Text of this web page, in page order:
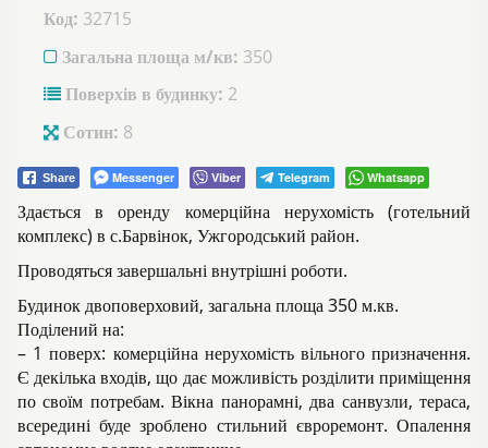
Код: 32715
Загальна площа м/кв: 350
Поверхів в будинку: 2
Сотин: 8
Share Messenger Viber Telegram Whatsapp
Здається в оренду комерційна нерухомість (готельний
комплекс) в с.Барвінок, Ужгородський район.
Проводяться завершальні внутрішні роботи.
Будинок двоповерховий, загальна площа 350 м.кв.
Поділений на:
– 1 поверх: комерційна нерухомість вільного призначення.
Є декілька входів, що дає можливість розділити приміщення
по своїм потребам. Вікна панорамні, два санвузли, тераса,
всередині буде зроблено стильний євроремонт. Опалення